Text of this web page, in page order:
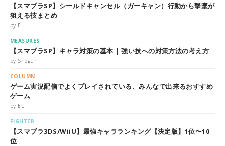
【スマブラSP】シールドキャンセル（ガーキャン）行動から撃墜が
狙える技まとめ
by EL
MEASURES
【スマブラSP】キャラ対策の基本 | 強い技への対策方法の考え方
by Shogun
COLUMN
ゲーム実況配信でよくプレイされている、みんなで出来るおすすめ
ゲーム
by EL
FIGHTER
【スマブラ3DS/WiiU】最強キャラランキング【決定版】1位〜10
位